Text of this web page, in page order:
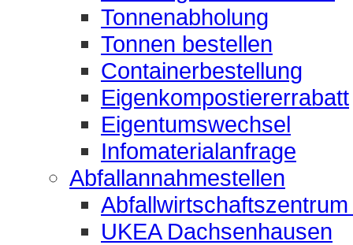
Tonnenabholung
Tonnen bestellen
Containerbestellung
Eigenkompostiererrabatt
Eigentumswechsel
Infomaterialanfrage
Abfallannahmestellen
UKEA Dachsenhausen